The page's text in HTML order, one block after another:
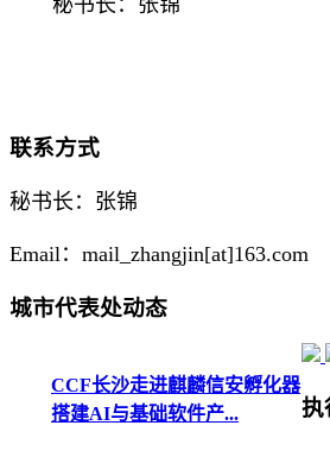
秘书长：张锦
联系方式
秘书长：张锦
Email：mail_zhangjin[at]163.com
城市代表处动态
CCF长沙走进麒麟信安孵化器
搭建AI与基础软件产...
执